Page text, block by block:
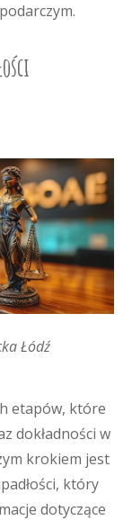
Łódź
etapów, które
dokładności w
krokiem jest
który
dotyczące